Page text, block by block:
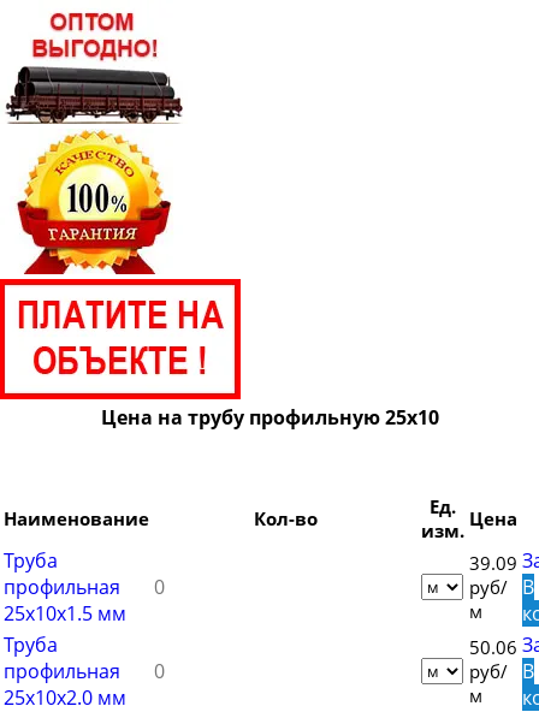
Труба профильная 100х40
Труба профильная 100х50
Труба профильная 100х60
Труба профильная 100х80
Труба профильная 110х30
Труба профильная 120х30
Труба профильная 120х40
Труба профильная 120х50
Труба профильная 120х60
Труба профильная 120х80
Труба профильная 140х60
Труба профильная 140х80
Труба профильная 140х120
Труба профильная 150х100
Труба профильная 160х80
Труба профильная 160х120
Цена на трубу профильную 25х10
Наименование Кол-во
Ед.
изм. Цена
Труба
профильная
25х10х1.5 мм
39.09
руб/
м
В
Труба
профильная
25х10х2.0 мм
50.06
руб/
м
В